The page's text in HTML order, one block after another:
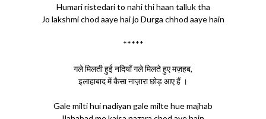
Humari ristedari to nahi thi haan talluk tha
Jo lakshmi chod aaye hai jo Durga chhod aaye hain
*****
गले मिलती हुई नदियाँ गले मिलते हुए मज़हब,
इलाहाबाद में कैसा नाज़ारा छोड़ आए हैं ।
Gale milti hui nadiyan gale milte hue majhab